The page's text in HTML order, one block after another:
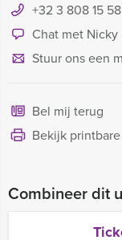
+32 3 808 15 58
Chat met Nicky
Stuur ons een
Bel mij terug
Bekijk
Combineer dit